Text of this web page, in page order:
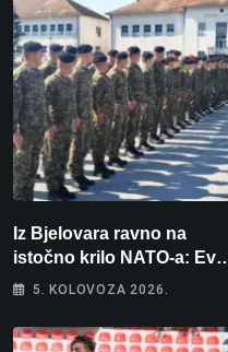
Iz Bjelovara ravno na
istočno krilo NATO-a: Evo
kamo odlazi 82 hrvatska
5. KOLOVOZA 2026.